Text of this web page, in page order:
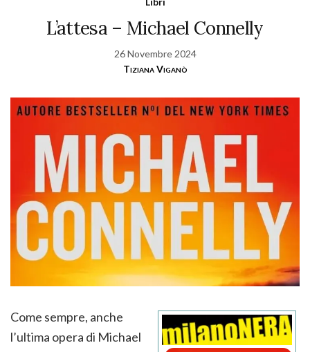
L’attesa – Michael Connelly
26 Novembre 2024
Tiziana Viganò
Come sempre, anche
l’ultima opera di Michael